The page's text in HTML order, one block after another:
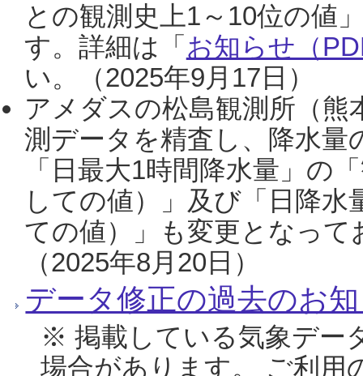
との観測史上1～10位の値
す。詳細は「 お知らせ（
い。（2025年9月17日）
アメダスの松島観測所（熊
測データを精査し、降水
「日最大1時間降水量」の
しての値）」及び「日降
ての値）」も変更となっ
（2025年8月20日）
データ修正の過去のお
※ 掲載している気象デー
場合があります。 ご利用